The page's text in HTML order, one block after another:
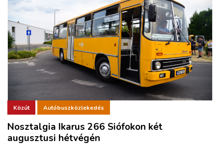
REPÜLÉS
KÖZLEKEDÉSFEJLESZTÉS
ELLÁTÁSI LÁNC
ZÖLDÚT
HAJÓZÁS
Közút Autóbuszközlekedés
Nosztalgia Ikarus 266 Siófokon két
augusztusi hétvégén